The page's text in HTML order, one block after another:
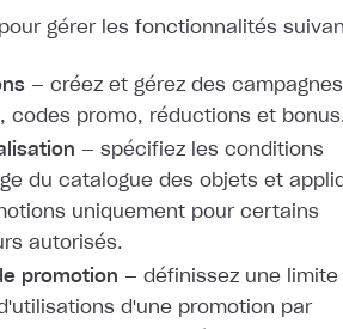
gérer les fonctionnalités
— créez et gérez des
codes promo, réductions et
— spécifiez les conditions
du catalogue des objets et
uniquement pour certains
autorisés.
promotion — définissez une limite
d'une promotion par